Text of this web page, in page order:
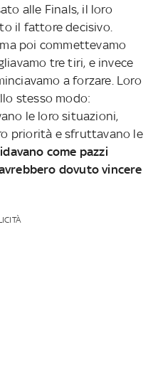
alle Finals, il loro
il fattore decisivo.
poi commettevamo
tre tiri, e invece
a forzare. Loro
stesso modo:
le loro situazioni,
priorità e sfruttavano le
come pazzi
dovuto vincere